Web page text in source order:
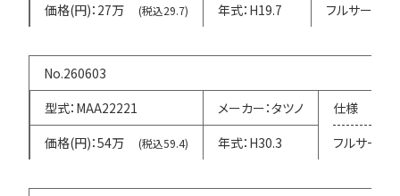
27万 (税込29.7)
H19.7
フルサービ
260603
54万 (税込59.4)
タツノ
H30.3
MAA22221
フルサービ